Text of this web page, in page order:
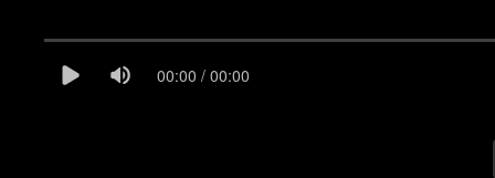
00:00 / 00:00